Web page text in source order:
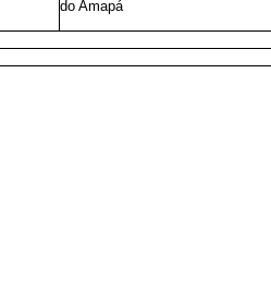
do Amapá